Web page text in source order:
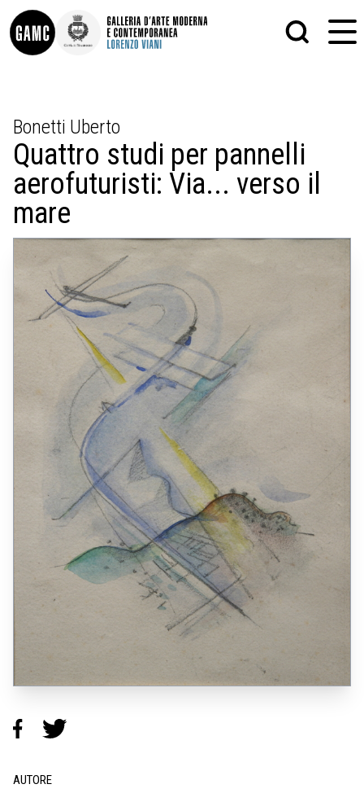
CONTATTI
DIDATTICA
SHOP
LE COLLEZIONI
GLI AUTORI
MOSTRE
EVENTI
PALAZZO DELLE MUSE
SCULTURA
STAMPA
ALTRO
MATRICI XILOGRAFICHE
Bonetti Uberto
Quattro studi per pannelli
aerofuturisti: Via... verso il
mare
AUTORE